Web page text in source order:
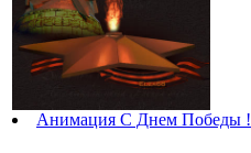
Анимация С Днем Победы !